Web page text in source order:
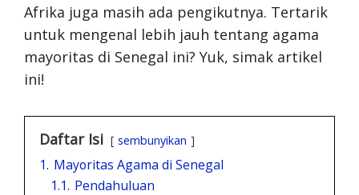
Afrika juga masih ada pengikutnya. Tertarik
untuk mengenal lebih jauh tentang agama
mayoritas di Senegal ini? Yuk, simak artikel
ini!
Daftar Isi sembunyikan
1. Mayoritas Agama di Senegal
1.1. Pendahuluan